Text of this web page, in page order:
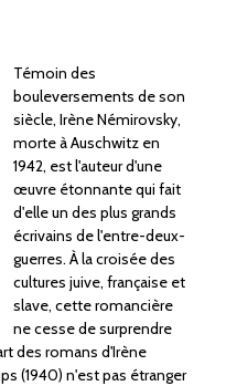
Témoin des
bouleversements de son
siècle, Irène Némirovsky,
morte à Auschwitz en
1942, est l'auteur d'une
œuvre étonnante qui fait
d'elle un des plus grands
écrivains de l'entre-deux-
guerres. À la croisée des
cultures juive, française et
slave, cette romancière
ne cesse de surprendre
des romans d'Irène
(1940) n'est pas étranger